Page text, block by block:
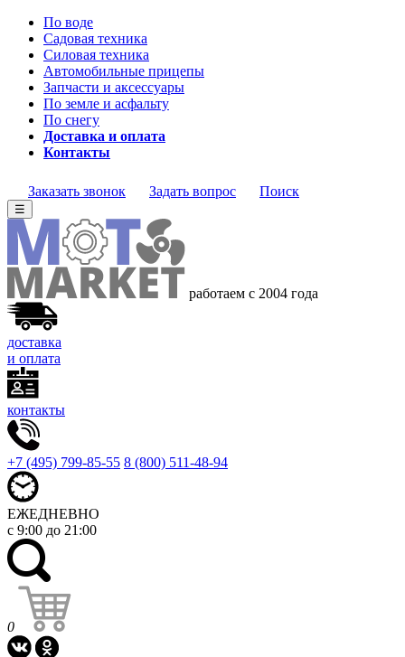
По воде
Садовая техника
Силовая техника
Автомобильные прицепы
Запчасти и аксессуары
По земле и асфальту
По снегу
Доставка и оплата
Контакты
Заказать звонок Задать вопрос Поиск
☰
работаем с 2004 года
доставка
и оплата
контакты
+7 (495) 799-85-55 8 (800) 511-48-94
ЕЖЕДНЕВНО
с 9:00 до 21:00
0